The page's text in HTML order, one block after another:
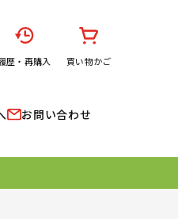
歴・再購入 買い物かご
お問い合わせ